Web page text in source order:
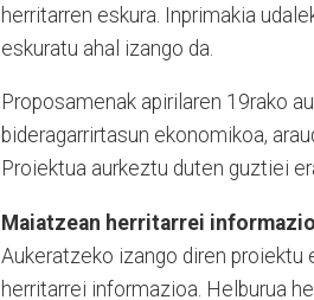
herritarren eskura. Inprimakia
eskuratu ahal izango da.
Proposamenak apirilaren 19rako
bideragarrirtasun ekonomikoa,
Proiektua aurkeztu duten guztiei
Maiatzean herritarrei
Aukeratzeko izango diren
herritarrei informazioa. Helburua